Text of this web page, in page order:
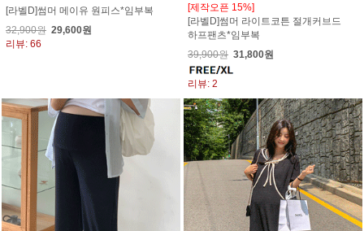
[라벨D]썸머 메이유 원피스*임부복
32,900원 29,600원
리뷰: 66
[제작오픈 15%]
[라벨D]썸머 라이트코튼 절개커브드
하프팬츠*임부복
39,900원 31,800원
리뷰: 2